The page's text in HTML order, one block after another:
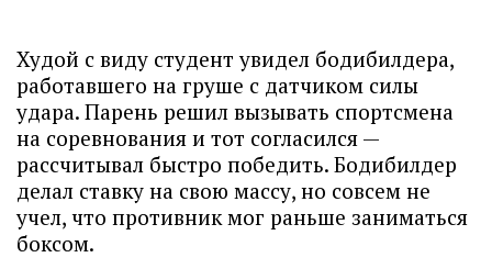
Худой с виду студент увидел бодибилдера,
работавшего на груше с датчиком силы
удара. Парень решил вызывать спортсмена
на соревнования и тот согласился —
рассчитывал быстро победить. Бодибилдер
делал ставку на свою массу, но совсем не
учел, что противник мог раньше заниматься
боксом.